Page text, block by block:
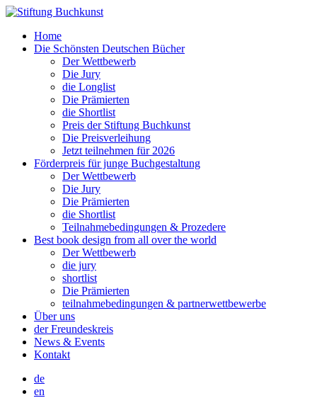
Home
Die Schönsten Deutschen Bücher
Der Wettbewerb
Die Jury
die Longlist
Die Prämierten
die Shortlist
Preis der Stiftung Buchkunst
Die Preisverleihung
Jetzt teilnehmen für 2026
Förderpreis für junge Buchgestaltung
Der Wettbewerb
Die Jury
Die Prämierten
die Shortlist
Teilnahmebedingungen & Prozedere
Best book design from all over the world
Der Wettbewerb
die jury
shortlist
Die Prämierten
teilnahmebedingungen & partnerwettbewerbe
Über uns
der Freundeskreis
News & Events
Kontakt
de
en